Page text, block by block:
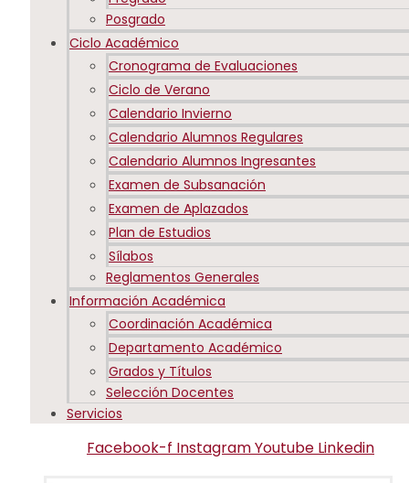
Posgrado
Ciclo Académico
Cronograma de Evaluaciones
Ciclo de Verano
Calendario Invierno
Calendario Alumnos Regulares
Calendario Alumnos Ingresantes
Examen de Subsanación
Examen de Aplazados
Plan de Estudios
Sílabos
Reglamentos Generales
Información Académica
Coordinación Académica
Departamento Académico
Grados y Títulos
Selección Docentes
Servicios
Facebook-f InstagramYoutube Linkedin